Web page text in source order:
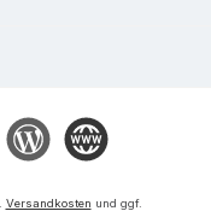
Blog Die BERG App
Versandkosten und ggf.